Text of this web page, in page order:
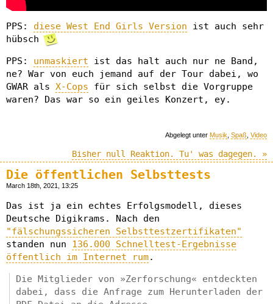
PPS: diese West End Girls Version ist auch sehr
hübsch
PPS: unmaskiert ist das halt auch nur ne Band,
ne? War von euch jemand auf der Tour dabei, wo
GWAR als X-Cops für sich selbst die Vorgruppe
waren? Das war so ein geiles Konzert, ey.
Abgelegt unter Musik Spaß Video
Bisher null Reaktion. Tu' was dagegen. »
Die öffentlichen Selbsttests
March 18th, 2021, 13:25
Das ist ja ein echtes Erfolgsmodell, dieses
Deutsche Digikrams. Nach den
"fälschungssicheren Selbsttestzertifikaten"
standen nun 136.000 Schnelltest-Ergebnisse
öffentlich im Internet rum.
Die Mitglieder von »Zerforschung« entdeckten
dabei, dass die Anfrage zum Herunterladen der